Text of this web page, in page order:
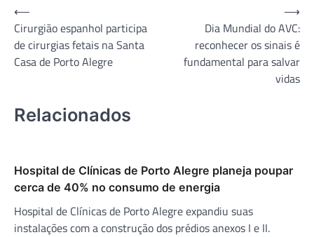
Navegação
de
Post
⟵
Cirurgião espanhol participa
de cirurgias fetais na Santa
Casa de Porto Alegre
Dia Mundial do AVC:
reconhecer os sinais é
fundamental para salvar
vidas
⟶
Relacionados
Hospital de Clínicas de Porto Alegre planeja poupar
cerca de 40% no consumo de energia
Hospital de Clínicas de Porto Alegre expandiu suas
instalações com a construção dos prédios anexos I e II.